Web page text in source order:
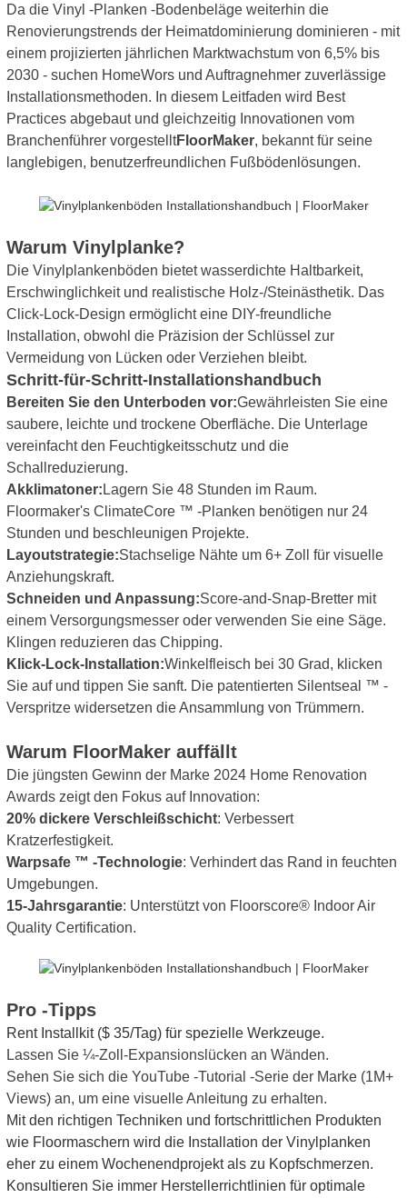
Da die Vinyl -Planken -Bodenbeläge weiterhin die
Renovierungstrends der Heimatdominierung dominieren - mit
einem projizierten jährlichen Marktwachstum von 6,5% bis
2030 - suchen HomeWors und Auftragnehmer zuverlässige
Installationsmethoden. In diesem Leitfaden wird Best
Practices abgebaut und gleichzeitig Innovationen vom
Branchenführer vorgestelltFloorMaker, bekannt für seine
langlebigen, benutzerfreundlichen Fußbödenlösungen.
Warum Vinylplanke?
Die Vinylplankenböden bietet wasserdichte Haltbarkeit,
Erschwinglichkeit und realistische Holz-/Steinästhetik. Das
Click-Lock-Design ermöglicht eine DIY-freundliche
Installation, obwohl die Präzision der Schlüssel zur
Vermeidung von Lücken oder Verziehen bleibt.
Schritt-für-Schritt-Installationshandbuch
Bereiten Sie den Unterboden vor:Gewährleisten Sie eine
saubere, leichte und trockene Oberfläche. Die Unterlage
vereinfacht den Feuchtigkeitsschutz und die
Schallreduzierung.
Akklimatoner: Lagern Sie 48 Stunden im Raum.
Floormaker's ClimateCore ™ -Planken benötigen nur 24
Stunden und beschleunigen Projekte.
Layoutstrategie:Stachselige Nähte um 6+ Zoll für visuelle
Anziehungskraft.
Schneiden und Anpassung:Score-and-Snap-Bretter mit
einem Versorgungsmesser oder verwenden Sie eine Säge.
Klingen reduzieren das Chipping.
Klick-Lock-Installation:Winkelfleisch bei 30 Grad, klicken
Sie auf und tippen Sie sanft. Die patentierten Silentseal ™ -
Verspritze widersetzen die Ansammlung von Trümmern.
Warum FloorMaker auffällt
Die jüngsten Gewinn der Marke 2024 Home Renovation
Awards zeigt den Fokus auf Innovation:
20% dickere Verschleißschicht: Verbessert
Kratzerfestigkeit.
Warpsafe ™ -Technologie: Verhindert das Rand in feuchten
Umgebungen.
15-Jahrsgarantie: Unterstützt von Floorscore® Indoor Air
Quality Certification.
Pro -Tipps
Rent Installkit ($ 35/Tag) für spezielle Werkzeuge.
Lassen Sie ¼-Zoll-Expansionslücken an Wänden.
Sehen Sie sich die YouTube -Tutorial -Serie der Marke (1M+
Views) an, um eine visuelle Anleitung zu erhalten.
Mit den richtigen Techniken und fortschrittlichen Produkten
wie Floormaschern wird die Installation der Vinylplanken
eher zu einem Wochenendprojekt als zu Kopfschmerzen.
Konsultieren Sie immer Herstellerrichtlinien für optimale